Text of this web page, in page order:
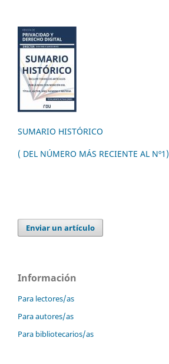
SUMARIO HISTÓRICO
( DEL NÚMERO MÁS RECIENTE AL Nº1)
Enviar un artículo
Información
Para lectores/as
Para autores/as
Para bibliotecarios/as